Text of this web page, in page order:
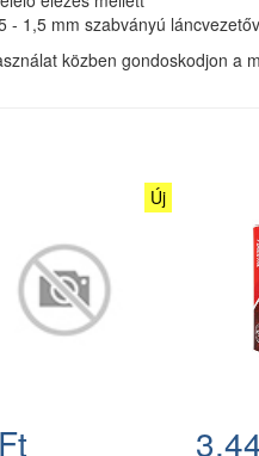
- 1,5 mm szabványú
közben gondoskodjon a
Új